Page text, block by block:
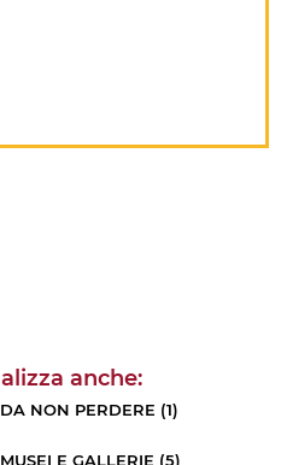
DA NON PERDERE (1)
MUSEI E GALLERIE (5)